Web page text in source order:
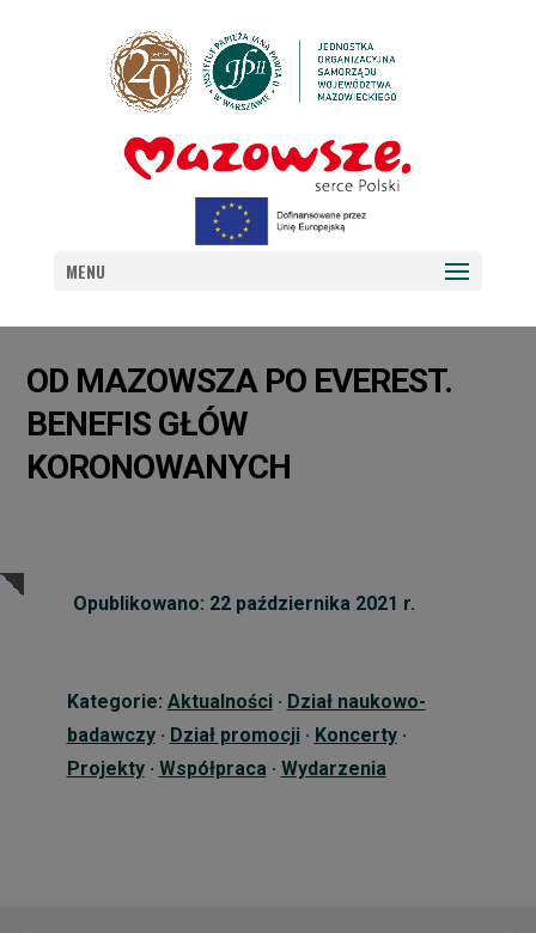
MENU
OD MAZOWSZA PO EVEREST.
BENEFIS GŁÓW
KORONOWANYCH
Opublikowano: 22 października 2021 r.
Kategorie: Aktualności· Dział naukowo-
badawczy· Dział promocji· Koncerty·
Projekty· Współpraca · Wydarzenia